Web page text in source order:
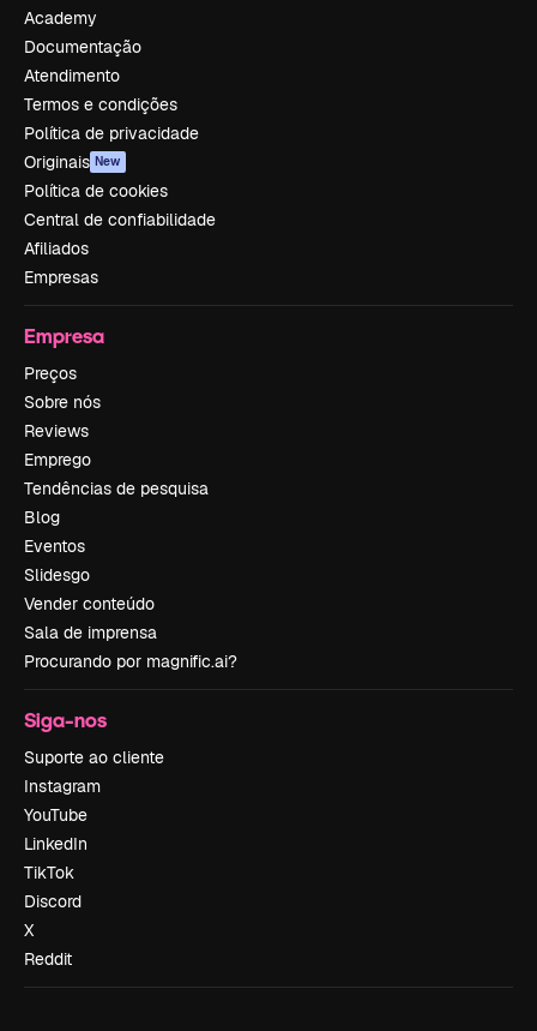
Academy
Documentação
Atendimento
Termos e condições
Política de privacidade
Originais New
Política de cookies
Central de confiabilidade
Afiliados
Empresas
Empresa
Preços
Sobre nós
Reviews
Emprego
Tendências de pesquisa
Blog
Eventos
Slidesgo
Vender conteúdo
Sala de imprensa
Procurando por magnific.ai?
Siga-nos
Suporte ao cliente
Instagram
YouTube
LinkedIn
TikTok
Discord
X
Reddit